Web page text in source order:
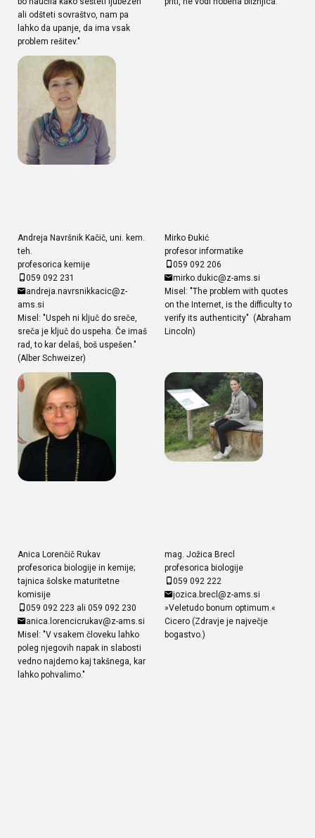
ali odšteti sovraštvo, nam pa
lahko da upanje, da ima vsak
problem rešitev."
Andreja Navršnik Kačič, uni. kem.
teh.
profesorica kemije
059 092 231
andreja.navrsnikkacic@z-
ams.si
Misel: "Uspeh ni ključ do sreče,
sreča je ključ do uspeha. Če imaš
rad, to kar delaš, boš uspešen."
(Alber Schweizer)
Mirko Đukić
profesor informatike
059 092 206
mirko.dukic@z-ams.si
Misel: "The problem with quotes
on the Internet, is the difficulty to
verify its authenticity" (Abraham
Lincoln)
Anica Lorenčič Rukav
profesorica biologije in kemije;
tajnica šolske maturitetne
komisije
059 092 223 ali 059 092 230
anica.lorencicrukav@z-ams.si
Misel: "V vsakem človeku lahko
poleg njegovih napak in slabosti
vedno najdemo kaj takšnega, kar
lahko pohvalimo."
mag. Jožica Brecl
profesorica biologije
059 092 222
jozica.brecl@z-ams.si
»Veletudo bonum optimum.«
Cicero (Zdravje je največje
bogastvo.)